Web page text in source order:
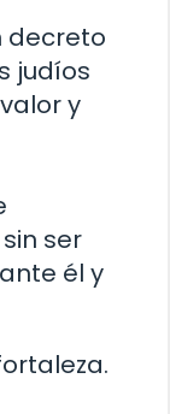
decreto
judíos
y
ser
él y